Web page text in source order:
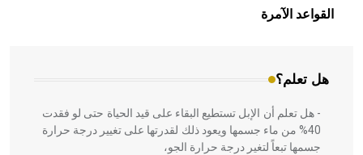
القواعد الآمرة
هل تعلم؟
بالعمارة الإسلامية في بلاد الشام ومصر خاصة، حيث يحرص
المعمار على بناء مداميكه وخاصة في الواجهات
- هل تعلم أن الإبل تستطيع البقاء على قيد الحياة حتى لو فقدت
40% من ماء جسمها ويعود ذلك لقدرتها على تغيير درجة حرارة
جسمها تبعاً لتغير درجة حرارة الجو،